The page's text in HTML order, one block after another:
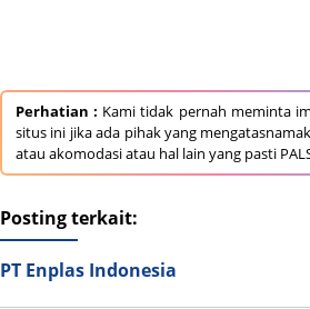
Perhatian : Kami tidak pernah meminta
situs ini jika ada pihak yang
atau akomodasi atau hal lain yang pasti
Posting terkait:
PT Enplas Indonesia